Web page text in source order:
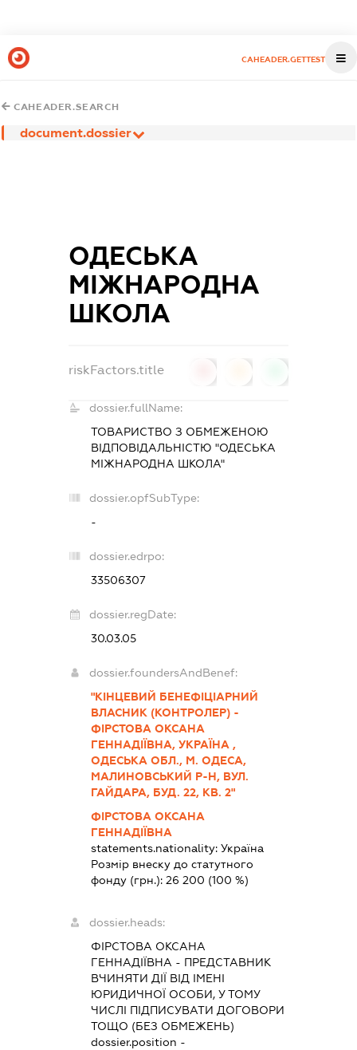
CAHEADER.GETTEST
CAHEADER.SEARCH
document.dossier
ОДЕСЬКА
МІЖНАРОДНА
ШКОЛА
riskFactors.title
dossier.fullName:
ТОВАРИСТВО З ОБМЕЖЕНОЮ
ВІДПОВІДАЛЬНІСТЮ "ОДЕСЬКА
МІЖНАРОДНА ШКОЛА"
dossier.opfSubType:
-
dossier.edrpo:
33506307
dossier.regDate:
30.03.05
dossier.foundersAndBenef:
"КІНЦЕВИЙ БЕНЕФІЦІАРНИЙ
ВЛАСНИК (КОНТРОЛЕР) -
ФІРСТОВА ОКСАНА
ГЕННАДІЇВНА, УКРАЇНА ,
ОДЕСЬКА ОБЛ., М. ОДЕСА,
МАЛИНОВСЬКИЙ Р-Н, ВУЛ.
ГАЙДАРА, БУД. 22, КВ. 2"
ФІРСТОВА ОКСАНА
ГЕННАДІЇВНА
statements.nationality: Україна
Розмір внеску до статутного
фонду (грн.): 26 200 (100 %)
dossier.heads:
ФІРСТОВА ОКСАНА
ГЕННАДІЇВНА - ПРЕДСТАВНИК
ВЧИНЯТИ ДІЇ ВІД ІМЕНІ
ЮРИДИЧНОЇ ОСОБИ, У ТОМУ
ЧИСЛІ ПІДПИСУВАТИ ДОГОВОРИ
ТОЩО (БЕЗ ОБМЕЖЕНЬ)
dossier.position -